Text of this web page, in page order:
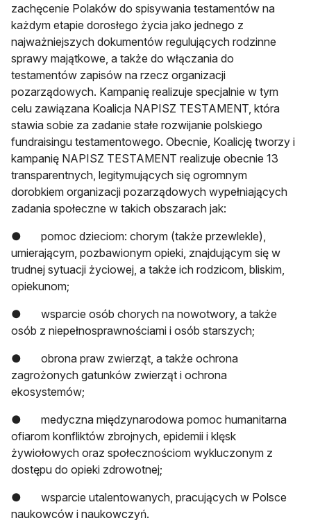
zachęcenie Polaków do spisywania testamentów na
każdym etapie dorosłego życia jako jednego z
najważniejszych dokumentów regulujących rodzinne
sprawy majątkowe, a także do włączania do
testamentów zapisów na rzecz organizacji
pozarządowych. Kampanię realizuje specjalnie w tym
celu zawiązana Koalicja NAPISZ TESTAMENT, która
stawia sobie za zadanie stałe rozwijanie polskiego
fundraisingu testamentowego. Obecnie, Koalicję tworzy i
kampanię NAPISZ TESTAMENT realizuje obecnie 13
transparentnych, legitymujących się ogromnym
dorobkiem organizacji pozarządowych wypełniających
zadania społeczne w takich obszarach jak:
● pomoc dzieciom: chorym (także przewlekle),
umierającym, pozbawionym opieki, znajdującym się w
trudnej sytuacji życiowej, a także ich rodzicom, bliskim,
opiekunom;
● wsparcie osób chorych na nowotwory, a także
osób z niepełnosprawnościami i osób starszych;
● obrona praw zwierząt, a także ochrona
zagrożonych gatunków zwierząt i ochrona
ekosystemów;
● medyczna międzynarodowa pomoc humanitarna
ofiarom konfliktów zbrojnych, epidemii i klęsk
żywiołowych oraz społecznościom wykluczonym z
dostępu do opieki zdrowotnej;
● wsparcie utalentowanych, pracujących w Polsce
naukowców i naukowczyń.